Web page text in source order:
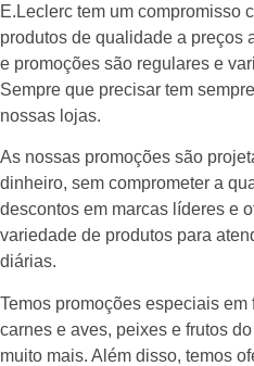
E.Leclerc tem um compromisso
produtos de qualidade a preços
e promoções são regulares e
Sempre que precisar tem
nossas lojas.
As nossas promoções são
dinheiro, sem comprometer a
descontos em marcas líderes e
variedade de produtos para
diárias.
Temos promoções especiais em
carnes e aves, peixes e frutos
muito mais. Além disso, temos